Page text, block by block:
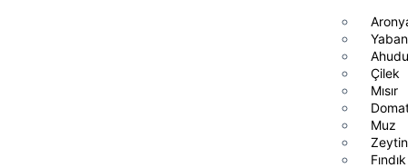
Çilek
Mısır
Muz
Zeytin
Fındık